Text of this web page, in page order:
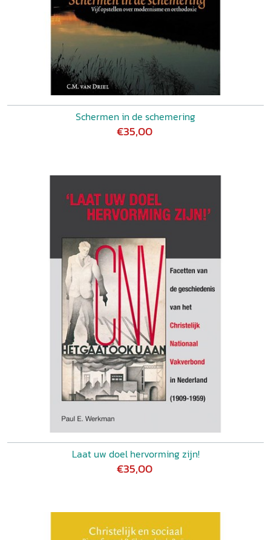
Schermen in de schemering
€35,00
Laat uw doel hervorming zijn!
€35,00